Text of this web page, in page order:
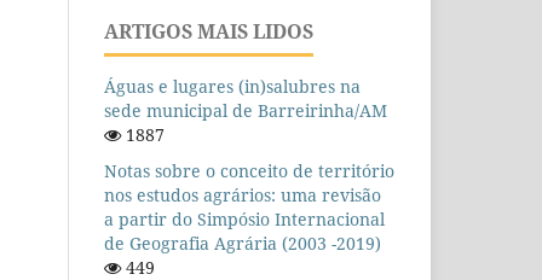
ARTIGOS MAIS LIDOS
Águas e lugares (in)salubres na
sede municipal de Barreirinha/AM
1887
Notas sobre o conceito de território
nos estudos agrários: uma revisão
a partir do Simpósio Internacional
de Geografia Agrária (2003 -2019)
449